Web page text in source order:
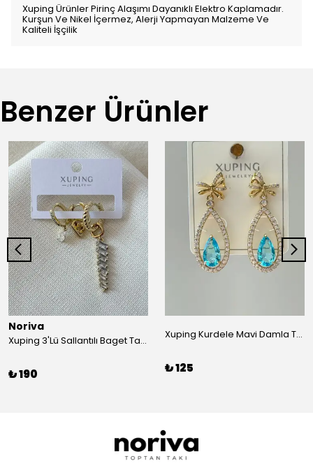
Xuping Ürünler Pirinç Alaşımı Dayanıklı Elektro Kaplamadır.
Kurşun Ve Nikel İçermez, Alerji Yapmayan Malzeme Ve
Kaliteli İşçilik
Benzer Ürünler
Noriva
Xuping 3'Lü Sallantılı Baget Taşlı Küpe
₺ 190
Xuping Kurdele Mavi Damla Taşlı Küpe
₺ 125